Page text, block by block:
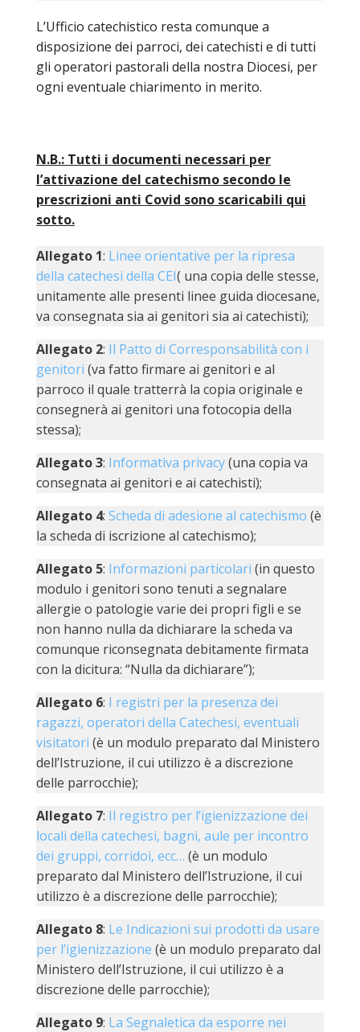
L’Ufficio catechistico resta comunque a
disposizione dei parroci, dei catechisti e di tutti
gli operatori pastorali della nostra Diocesi, per
ogni eventuale chiarimento in merito.
N.B.: Tutti i documenti necessari per
l’attivazione del catechismo secondo le
prescrizioni anti Covid sono scaricabili qui
sotto.
Allegato 1: Linee orientative per la ripresa
della catechesi della CEI( una copia delle stesse,
unitamente alle presenti linee guida diocesane,
va consegnata sia ai genitori sia ai catechisti);
Allegato 2: Il Patto di Corresponsabilità con i
genitori (va fatto firmare ai genitori e al
parroco il quale tratterrà la copia originale e
consegnerà ai genitori una fotocopia della
stessa);
Allegato 3: Informativa privacy(una copia va
consegnata ai genitori e ai catechisti);
Allegato 4: Scheda di adesione al catechismo (è
la scheda di iscrizione al catechismo);
Allegato 5: Informazioni particolari (in questo
modulo i genitori sono tenuti a segnalare
allergie o patologie varie dei propri figli e se
non hanno nulla da dichiarare la scheda va
comunque riconsegnata debitamente firmata
con la dicitura: “Nulla da dichiarare”);
Allegato 6: I registri per la presenza dei
ragazzi, operatori della Catechesi, eventuali
visitatori (è un modulo preparato dal Ministero
dell’Istruzione, il cui utilizzo è a discrezione
delle parrocchie);
Allegato 7: Il registro per l’igienizzazione dei
locali della catechesi, bagni, aule per incontro
dei gruppi, corridoi, ecc… (è un modulo
preparato dal Ministero dell’Istruzione, il cui
utilizzo è a discrezione delle parrocchie);
Allegato 8: Le Indicazioni sui prodotti da usare
per l’igienizzazione (è un modulo preparato dal
Ministero dell’Istruzione, il cui utilizzo è a
discrezione delle parrocchie);
Allegato 9: La Segnaletica da esporre nei